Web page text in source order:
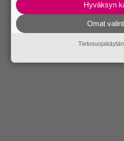
Hyväksyn
Omat